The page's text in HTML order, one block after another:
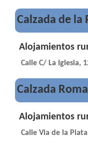
Calzada de la
Alojamientos
Calle C/ La Iglesia,
Calzada
Alojamientos
Calle Via de la